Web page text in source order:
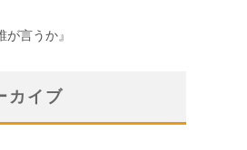
が言うか』
カイブ